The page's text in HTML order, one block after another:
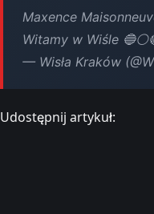
Maxence
Witamy w Wiśle
— Wisła Kraków
Udostępnij artykuł: